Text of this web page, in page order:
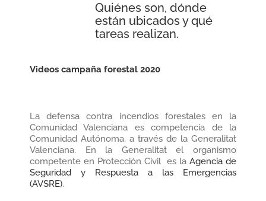
Quiénes son, dónde
están ubicados y qué
tareas realizan.
Videos campaña forestal 2020
La defensa contra incendios forestales en la
Comunidad Valenciana es competencia de la
Comunidad Autónoma, a través de la Generalitat
Valenciana. En la Generalitat el organismo
competente en Protección Civil es la Agencia de
Seguridad y Respuesta a las Emergencias
(AVSRE).